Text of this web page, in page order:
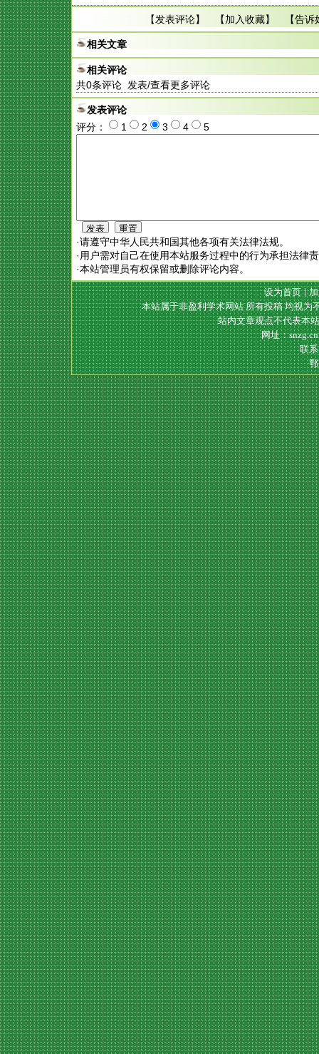
【发表评论】 【加入收藏】 【告诉
相关文章
相关评论
共0条评论 发表/查看更多评论
发表评论
评分：
1 2 3 4 5
·请遵守中华人民共和国其他各项有关法律法规。
·用户需对自己在使用本站服务过程中的行为承担法律
·本站管理员有权保留或删除评论内容。
设为首页|
本站属于非盈利学术网站 所有投稿 均视为
站内文章观点不代表本
网址：
联